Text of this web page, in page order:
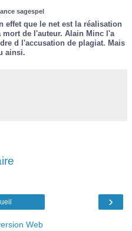
sagespel
effet que le net est la réalisation
de l'auteur. Alain Minc l'a
d l'accusation de plagiat. Mais
ainsi.
›
Web